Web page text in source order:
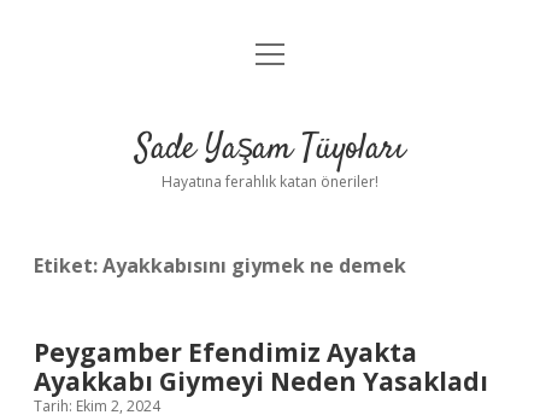
Anasayfa
Yasal Uyarı
menüyü
Sade Yaşam Tüyoları
Hayatına ferahlık katan öneriler!
Etiket:Ayakkabısını giymek ne demek
Peygamber Efendimiz Ayakta
Ayakkabı Giymeyi Neden Yasakladı
Tarih: Ekim 2, 2024